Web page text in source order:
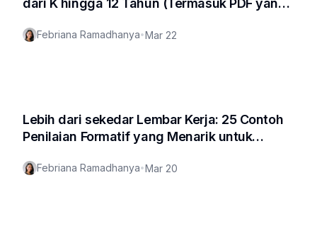
dari K hingga 12 Tahun (Termasuk PDF yang
Febriana Ramadhanya•Mar 22
Lebih dari sekedar Lembar Kerja: 25 Contoh
Penilaian Formatif yang Menarik untuk
Febriana Ramadhanya•Mar 20